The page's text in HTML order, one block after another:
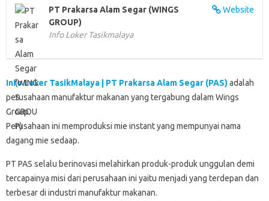
Website
PT Prakarsa Alam Segar (WINGS
GROUP)
Info Loker Tasikmalaya
Info Loker TasikMalaya | PT Prakarsa Alam Segar (PAS)adalah
perusahaan manufaktur makanan yang tergabung dalam Wings
Group.
Perusahaan ini memproduksi mie instant yang mempunyai nama
dagang mie sedaap.
PT PAS selalu berinovasi melahirkan produk-produk unggulan demi
tercapainya misi dari perusahaan ini yaitu menjadi yang terdepan dan
terbesar di industri manufaktur makanan.